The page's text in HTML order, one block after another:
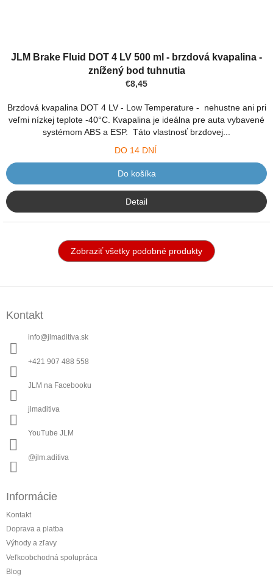
JLM Brake Fluid DOT 4 LV 500 ml - brzdová kvapalina -
znížený bod tuhnutia
€8,45
Brzdová kvapalina DOT 4 LV - Low Temperature - nehustne ani pri
veľmi nízkej teplote -40°C. Kvapalina je ideálna pre auta vybavené
systémom ABS a ESP. Táto vlastnosť brzdovej...
DO 14 DNÍ
Do košíka
Detail
Zobraziť všetky podobné produkty
Kontakt
info@jlmaditiva.sk
+421 907 488 558
JLM na Facebooku
jlmaditiva
YouTube JLM
@jlm.aditiva
Informácie
Kontakt
Doprava a platba
Výhody a zľavy
Veľkoobchodná spolupráca
Blog